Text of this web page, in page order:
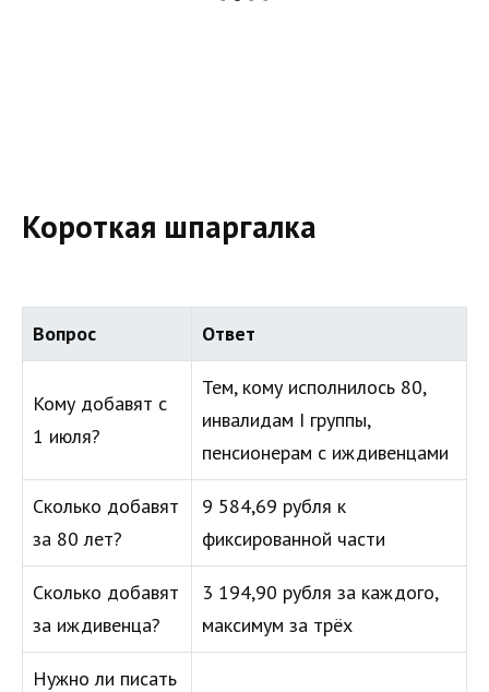
Короткая шпаргалка
Вопрос Ответ
Кому добавят с
1 июля?
Тем, кому исполнилось 80,
инвалидам I группы,
пенсионерам с иждивенцами
Сколько добавят
за 80 лет?
9 584,69 рубля к
фиксированной части
Сколько добавят
за иждивенца?
3 194,90 рубля за каждого,
максимум за трёх
Нужно ли писать